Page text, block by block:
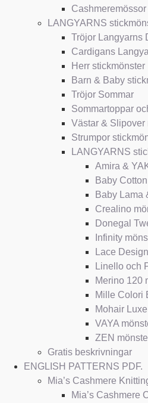
LANGYARNS
Tröjor Langyarns
Cardigans
Herr stickmönster
Barn & Baby
Tröjor Sommar
Sommartoppar
Västar & Slipover
Strumpor
LANGYARNS
Amira &
Baby
Baby Lama
Crealino
Donegal
Infinity
Lace Design
Linello och
Merino 120
Mille Colori
Mohair
VAYA
ZEN
Gratis beskrivningar
ENGLISH PATTERNS PDF.
Mia’s Cashmere
Mia’s Cashmere